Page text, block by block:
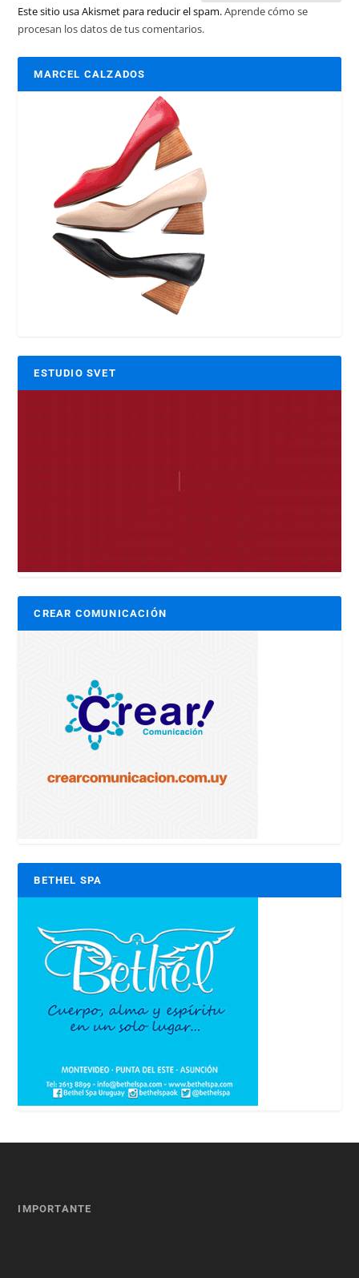
Este sitio usa Akismet para reducir el spam.Aprende cómo se
procesan los datos de tus comentarios.
MARCEL CALZADOS
ESTUDIO SVET
CREAR COMUNICACIÓN
BETHEL SPA
IMPORTANTE